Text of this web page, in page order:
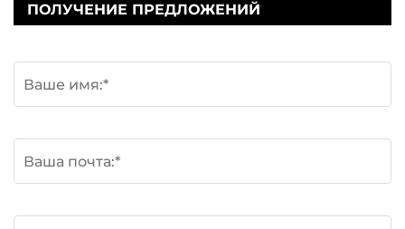
ПОЛУЧЕНИЕ ПРЕДЛОЖЕНИЙ